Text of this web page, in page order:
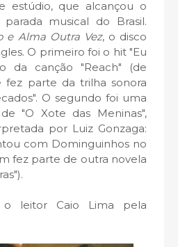
estúdio, que alcançou o
musical do Brasil.
e Alma Outra Vez, o disco
O primeiro foi o hit "Eu
da canção "Reach" (de
fez parte da trilha sonora
O segundo foi uma
"O Xote das Meninas",
por Luiz Gonzaga:
com Dominguinhos no
fez parte de outra novela
o leitor Caio Lima pela